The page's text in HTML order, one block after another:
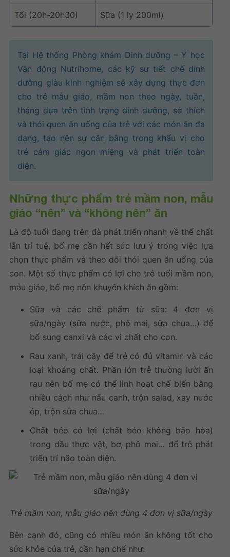
Tối (20h-20h30) Sữa (1 ly 200ml)
Tại Hệ thống Phòng khám Dinh dưỡng – Y học
Vận động Nutrihome, các kỹ sư tiết chế dinh
dưỡng giàu kinh nghiệm sẽ xây dựng thực đơn
cho trẻ mẫu giáo, mầm non theo ngày, tuần,
tháng dựa trên tình trạng dinh dưỡng, sở thích
và thói quen ăn uống của trẻ với các món ăn đa
dạng, tạo nên sự cân bằng trong khẩu vị cho
trẻ cảm giác ngon miệng và phát triển toàn
diện.
Những thực phẩm trẻ mầm non, mẫu
giáo “nên” và “không nên” ăn
Là độ tuổi đang trên đà phát triển nhanh về thể chất
lẫn trí tuệ, bố mẹ cần hết sức lưu ý trong việc lựa
chọn thực phẩm và theo dõi thói quen ăn uống của
con. Một số thực phẩm có lợi cho trẻ tuổi mầm non,
mẫu giáo, bố mẹ nên khuyến khích ăn gồm:
Sữa và các chế phẩm từ sữa: 4 đơn vị
sữa/ngày (sữa nước, phô mai, sữa chua…) để
bổ sung canxi và các vi chất cho con.
Rau xanh, trái cây để trẻ có đủ vitamin và các
loại khoáng chất. Phần lớn trẻ thường lười ăn
rau nên bố mẹ có thể linh hoạt chế biến bằng
nhiều cách như nấu canh, trộn salad, xay nước
ép, trộn sữa chua…
Chất béo có lợi (chất béo không bão hòa)
trong dầu thực vật, bơ, phô mai… để trẻ phát
triển trí não toàn diện.
Trẻ mầm non, mẫu giáo nên dùng 4 đơn vị sữa/ngày
Bên cạnh đó, cũng có nhiều món ăn không tốt cho
sức khỏe của trẻ, cần hạn chế như: